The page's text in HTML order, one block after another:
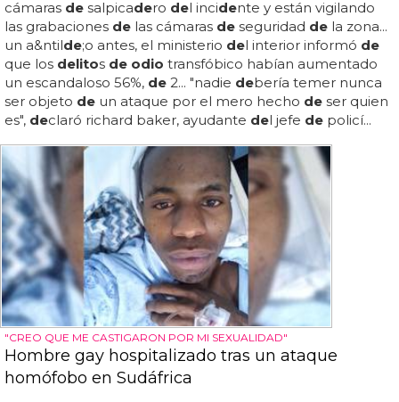
cámaras de salpicadero del incidente y están vigilando
las grabaciones de las cámaras de seguridad de la zona...
un a&ntilde;o antes, el ministerio del interior informó de
que los delitos de odio transfóbico habían aumentado
un escandaloso 56%, de 2... "nadie debería temer nunca
ser objeto de un ataque por el mero hecho de ser quien
es", declaró richard baker, ayudante del jefe de policí...
"CREO QUE ME CASTIGARON POR MI SEXUALIDAD"
Hombre gay hospitalizado tras un ataque
homófobo en Sudáfrica